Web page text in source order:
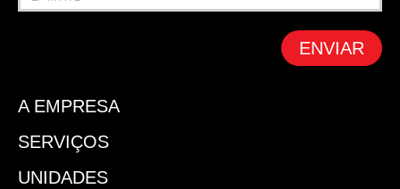
ENVIAR
A EMPRESA
SERVIÇOS
UNIDADES